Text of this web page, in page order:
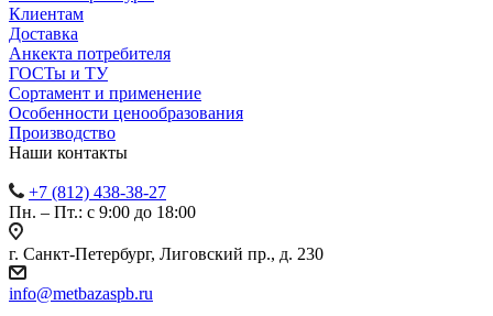
Клиентам
Доставка
Анкекта потребителя
ГОСТы и ТУ
Сортамент и применение
Особенности ценообразования
Производство
Наши контакты
+7 (812) 438-38-27
Пн. – Пт.: с 9:00 до 18:00
г. Санкт-Петербург, Лиговский пр., д. 230
info@metbazaspb.ru